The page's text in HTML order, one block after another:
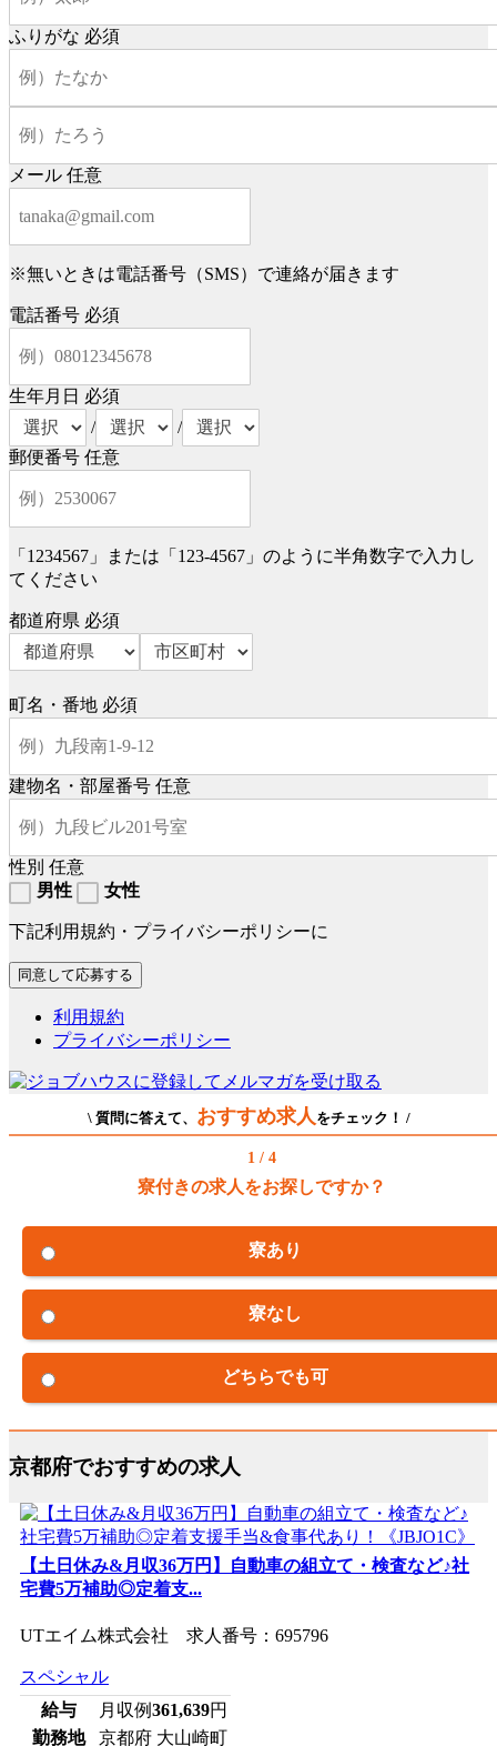
ふりがな 必須
メール 任意
※無いときは電話番号（SMS）で連絡が届きます
電話番号 必須
生年月日 必須
/
/
郵便番号 任意
「1234567」または「123-4567」のように半角数字で入力し
てください
都道府県 必須
町名・番地 必須
建物名・部屋番号 任意
性別 任意
男性
女性
下記利用規約・プライバシーポリシーに
利用規約
プライバシーポリシー
\ 質問に答えて、 おすすめ求人をチェック！ /
1 / 4
寮付きの求人をお探しですか？
寮あり
寮なし
どちらでも可
京都府でおすすめの求人
【土日休み&月収36万円】自動車の組立て・検査など♪社
宅費5万補助◎定着支...
UTエイム株式会社 求人番号：695796
スペシャル
給与
月収例361,639円
勤務地
京都府 大山崎町